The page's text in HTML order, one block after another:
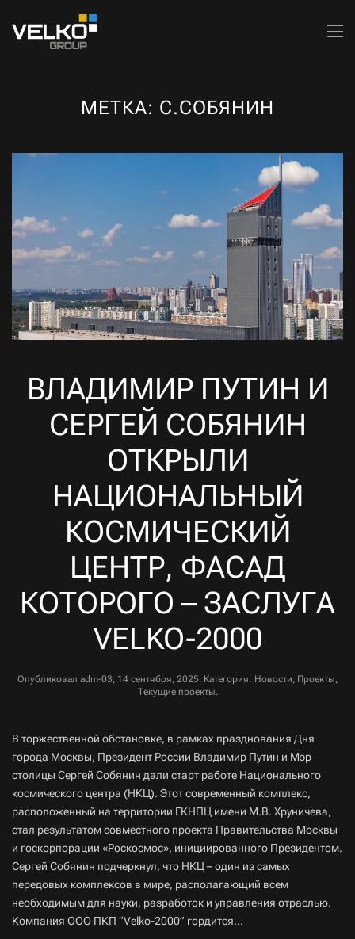
Skip to main content
МЕТКА: С.СОБЯНИН
ВЛАДИМИР ПУТИН И
СЕРГЕЙ СОБЯНИН
ОТКРЫЛИ
НАЦИОНАЛЬНЫЙ
КОСМИЧЕСКИЙ
ЦЕНТР, ФАСАД
КОТОРОГО – ЗАСЛУГА
VELKO-2000
Опубликовал adm-03, 14 сентября, 2025. Категория: Новости, Проекты,
Текущие проекты.
В торжественной обстановке, в рамках празднования Дня
города Москвы, Президент России Владимир Путин и Мэр
столицы Сергей Собянин дали старт работе Национального
космического центра (НКЦ). Этот современный комплекс,
расположенный на территории ГКНПЦ имени М.В. Хруничева,
стал результатом совместного проекта Правительства Москвы
и госкорпорации «Роскосмос», инициированного Президентом.
Сергей Собянин подчеркнул, что НКЦ – один из самых
передовых комплексов в мире, располагающий всем
необходимым для науки, разработок и управления отраслью.
Компания ООО ПКП “Velko-2000” гордится...